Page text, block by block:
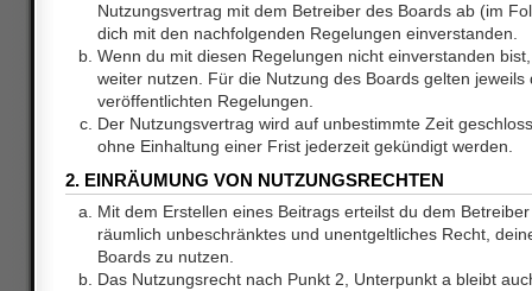
Nutzungsvertrag mit dem Betreiber des Boards ab (im
dich mit den nachfolgenden Regelungen einverstanden.
Wenn du mit diesen Regelungen nicht einverstanden
weiter nutzen. Für die Nutzung des Boards gelten jeweils
veröffentlichten Regelungen.
Der Nutzungsvertrag wird auf unbestimmte Zeit
ohne Einhaltung einer Frist jederzeit gekündigt werden.
2. EINRÄUMUNG VON NUTZUNGSRECHTEN
Mit dem Erstellen eines Beitrags erteilst du dem
räumlich unbeschränktes und unentgeltliches Recht,
Boards zu nutzen.
Das Nutzungsrecht nach Punkt 2, Unterpunkt a bleibt